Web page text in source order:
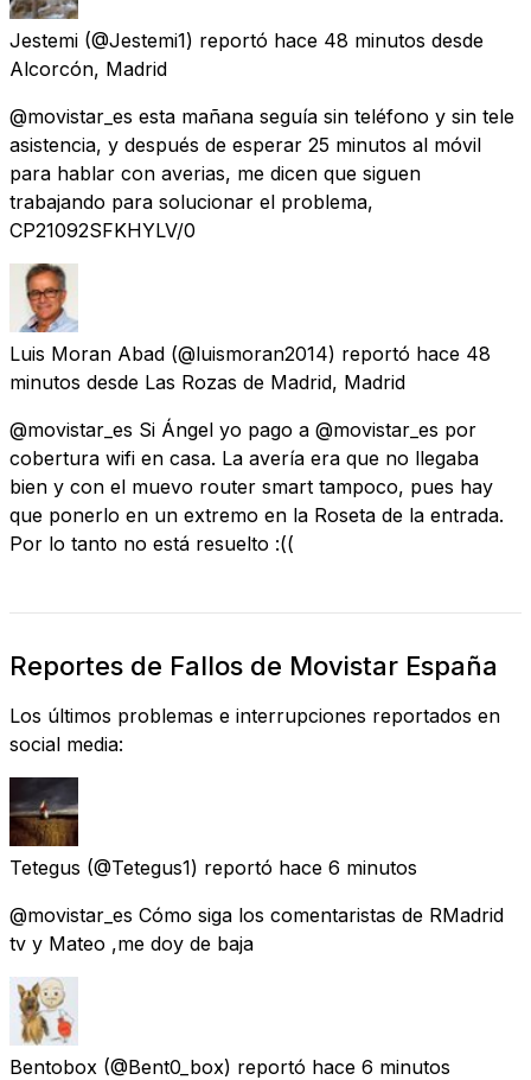
Jestemi (@Jestemi1) reportó hace 48 minutos desde
Alcorcón, Madrid
@movistar_es esta mañana seguía sin teléfono y sin tele
asistencia, y después de esperar 25 minutos al móvil
para hablar con averias, me dicen que siguen
trabajando para solucionar el problema,
CP21092SFKHYLV/0
Luis Moran Abad (@luismoran2014) reportó hace 48
minutos desde Las Rozas de Madrid, Madrid
@movistar_es Si Ángel yo pago a @movistar_es por
cobertura wifi en casa. La avería era que no llegaba
bien y con el muevo router smart tampoco, pues hay
que ponerlo en un extremo en la Roseta de la entrada.
Por lo tanto no está resuelto :((
Reportes de Fallos de Movistar España
Los últimos problemas e interrupciones reportados en
social media:
Tetegus (@Tetegus1) reportó hace 6 minutos
@movistar_es Cómo siga los comentaristas de RMadrid
tv y Mateo ,me doy de baja
Bentobox (@Bent0_box) reportó hace 6 minutos